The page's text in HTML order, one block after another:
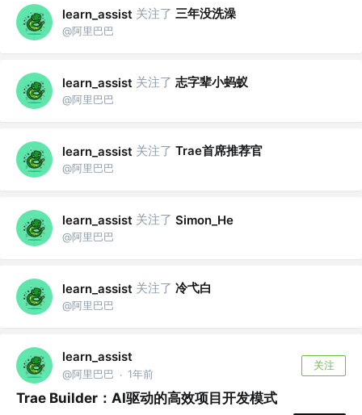
learn_assist 关注了 三年没洗澡
@阿里巴巴
learn_assist 关注了 志字辈小蚂蚁
@阿里巴巴
learn_assist 关注了 Trae首席推荐官
@阿里巴巴
learn_assist 关注了 Simon_He
@阿里巴巴
learn_assist 关注了 冷弋白
@阿里巴巴
learn_assist
@阿里巴巴 · 1年前
关注
Trae Builder：AI驱动的高效项目开发模式